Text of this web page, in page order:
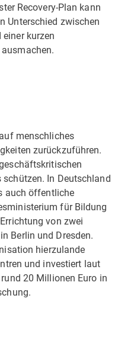
Recovery-Plan kann
Unterschied zwischen
kurzen
menschliches
zurückzuführen.
In Deutschland
auch öffentliche
für Bildung
von zwei
Berlin und Dresden.
hierzulande
und investiert laut
20 Millionen Euro in